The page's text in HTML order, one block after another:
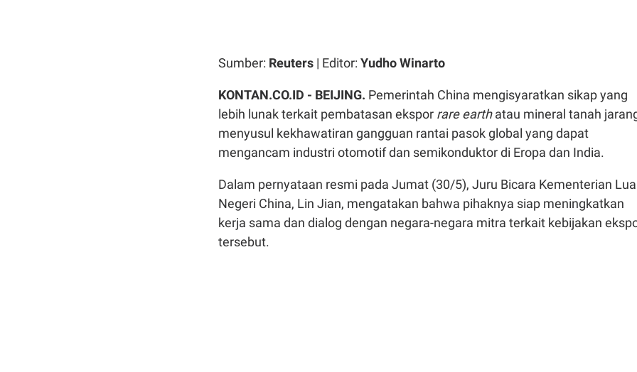
Sumber: Reuters | Editor: Yudho Winarto
KONTAN.CO.ID - BEIJING. Pemerintah China mengisyaratkan sikap yang
lebih lunak terkait pembatasan ekspor rare earthatau mineral tanah
menyusul kekhawatiran gangguan rantai pasok global yang dapat
mengancam industri otomotif dan semikonduktor di Eropa dan India.
Dalam pernyataan resmi pada Jumat (30/5), Juru Bicara Kementerian
Negeri China, Lin Jian, mengatakan bahwa pihaknya siap meningkatkan
kerja sama dan dialog dengan negara-negara mitra terkait kebijakan
tersebut.